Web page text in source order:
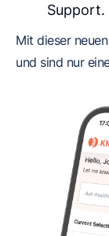
Support.
Mit dieser
und sind nur